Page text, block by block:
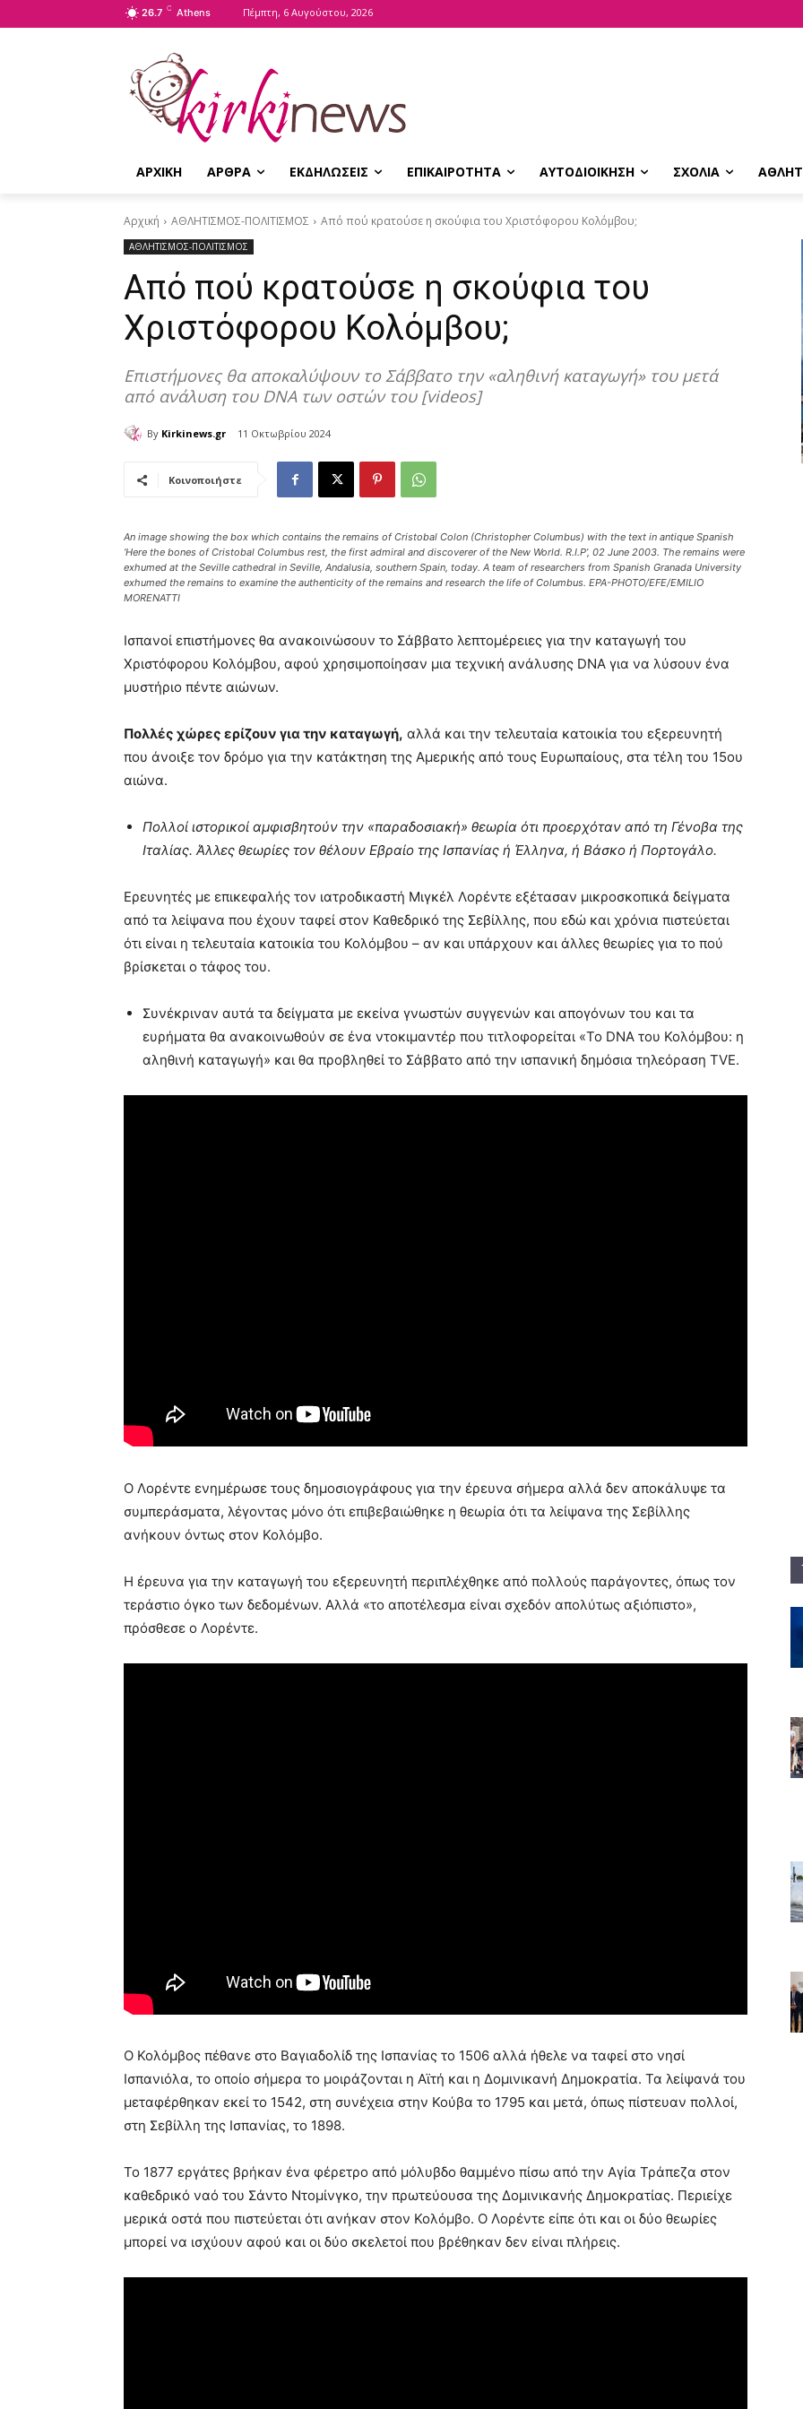
26.7 C Athens Πέμπτη, 6 Αυγούστου, 2026
ΑΡΧΙΚΗ ΑΡΘΡΑ ΕΚΔΗΛΩΣΕΙΣ ΕΠΙΚΑΙΡΟΤΗΤΑ ΑΥΤΟΔΙΟΙΚΗΣΗ ΣΧΟΛΙΑ
Αρχική ΑΘΛΗΤΙΣΜΟΣ-ΠΟΛΙΤΙΣΜΟΣ Από πού κρατούσε η σκούφια του Χριστόφορου Κολόμβου;
ΑΘΛΗΤΙΣΜΟΣ-ΠΟΛΙΤΙΣΜΟΣ
Από πού κρατούσε η σκούφια του
Χριστόφορου Κολόμβου;
Επιστήμονες θα αποκαλύψουν το Σάββατο την «αληθινή καταγωγή» του μετά
από ανάλυση του DNA των οστών του [videos]
By Kirkinews.gr 11 Οκτωβρίου 2024
Κοινοποιήστε
An image showing the box which contains the remains of Cristobal Colon (Christopher Columbus) with the text in antique Spanish
‘Here the bones of Cristobal Columbus rest, the first admiral and discoverer of the New World. R.I.P’, 02 June 2003. The remains were
exhumed at the Seville cathedral in Seville, Andalusia, southern Spain, today. A team of researchers from Spanish Granada University
exhumed the remains to examine the authenticity of the remains and research the life of Columbus. EPA-PHOTO/EFE/EMILIO
MORENATTI
Ισπανοί επιστήμονες θα ανακοινώσουν το Σάββατο λεπτομέρειες για την καταγωγή του
Χριστόφορου Κολόμβου, αφού χρησιμοποίησαν μια τεχνική ανάλυσης DNA για να λύσουν ένα
μυστήριο πέντε αιώνων.
Πολλές χώρες ερίζουν για την καταγωγή, αλλά και την τελευταία κατοικία του εξερευνητή
που άνοιξε τον δρόμο για την κατάκτηση της Αμερικής από τους Ευρωπαίους, στα τέλη του 15ου
αιώνα.
Πολλοί ιστορικοί αμφισβητούν την «παραδοσιακή» θεωρία ότι προερχόταν από τη Γένοβα της
Ιταλίας. Άλλες θεωρίες τον θέλουν Εβραίο της Ισπανίας ή Έλληνα, ή Βάσκο ή Πορτογάλο.
Ερευνητές με επικεφαλής τον ιατροδικαστή Μιγκέλ Λορέντε εξέτασαν μικροσκοπικά δείγματα
από τα λείψανα που έχουν ταφεί στον Καθεδρικό της Σεβίλλης, που εδώ και χρόνια πιστεύεται
ότι είναι η τελευταία κατοικία του Κολόμβου – αν και υπάρχουν και άλλες θεωρίες για το πού
βρίσκεται ο τάφος του.
Συνέκριναν αυτά τα δείγματα με εκείνα γνωστών συγγενών και απογόνων του και τα
ευρήματα θα ανακοινωθούν σε ένα ντοκιμαντέρ που τιτλοφορείται «To DNA του Κολόμβου: η
αληθινή καταγωγή» και θα προβληθεί το Σάββατο από την ισπανική δημόσια τηλεόραση TVE.
Ο Λορέντε ενημέρωσε τους δημοσιογράφους για την έρευνα σήμερα αλλά δεν αποκάλυψε τα
συμπεράσματα, λέγοντας μόνο ότι επιβεβαιώθηκε η θεωρία ότι τα λείψανα της Σεβίλλης
ανήκουν όντως στον Κολόμβο.
Η έρευνα για την καταγωγή του εξερευνητή περιπλέχθηκε από πολλούς παράγοντες, όπως τον
τεράστιο όγκο των δεδομένων. Αλλά «το αποτέλεσμα είναι σχεδόν απολύτως αξιόπιστο»,
πρόσθεσε ο Λορέντε.
Ο Κολόμβος πέθανε στο Βαγιαδολίδ της Ισπανίας το 1506 αλλά ήθελε να ταφεί στο νησί
Ισπανιόλα, το οποίο σήμερα το μοιράζονται η Αϊτή και η Δομινικανή Δημοκρατία. Τα λείψανά του
μεταφέρθηκαν εκεί το 1542, στη συνέχεια στην Κούβα το 1795 και μετά, όπως πίστευαν πολλοί,
στη Σεβίλλη της Ισπανίας, το 1898.
Το 1877 εργάτες βρήκαν ένα φέρετρο από μόλυβδο θαμμένο πίσω από την Αγία Τράπεζα στον
καθεδρικό ναό του Σάντο Ντομίνγκο, την πρωτεύουσα της Δομινικανής Δημοκρατίας. Περιείχε
μερικά οστά που πιστεύεται ότι ανήκαν στον Κολόμβο. Ο Λορέντε είπε ότι και οι δύο θεωρίες
μπορεί να ισχύουν αφού και οι δύο σκελετοί που βρέθηκαν δεν είναι πλήρεις.